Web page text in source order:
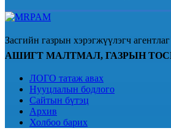
Засгийн газрын хэрэгжүүлэгч агентлаг
АШИГТ МАЛТМАЛ, ГАЗРЫН
ЛОГО татаж авах
Нууцлалын бодлого
Сайтын бүтэц
Архив
Холбоо барих